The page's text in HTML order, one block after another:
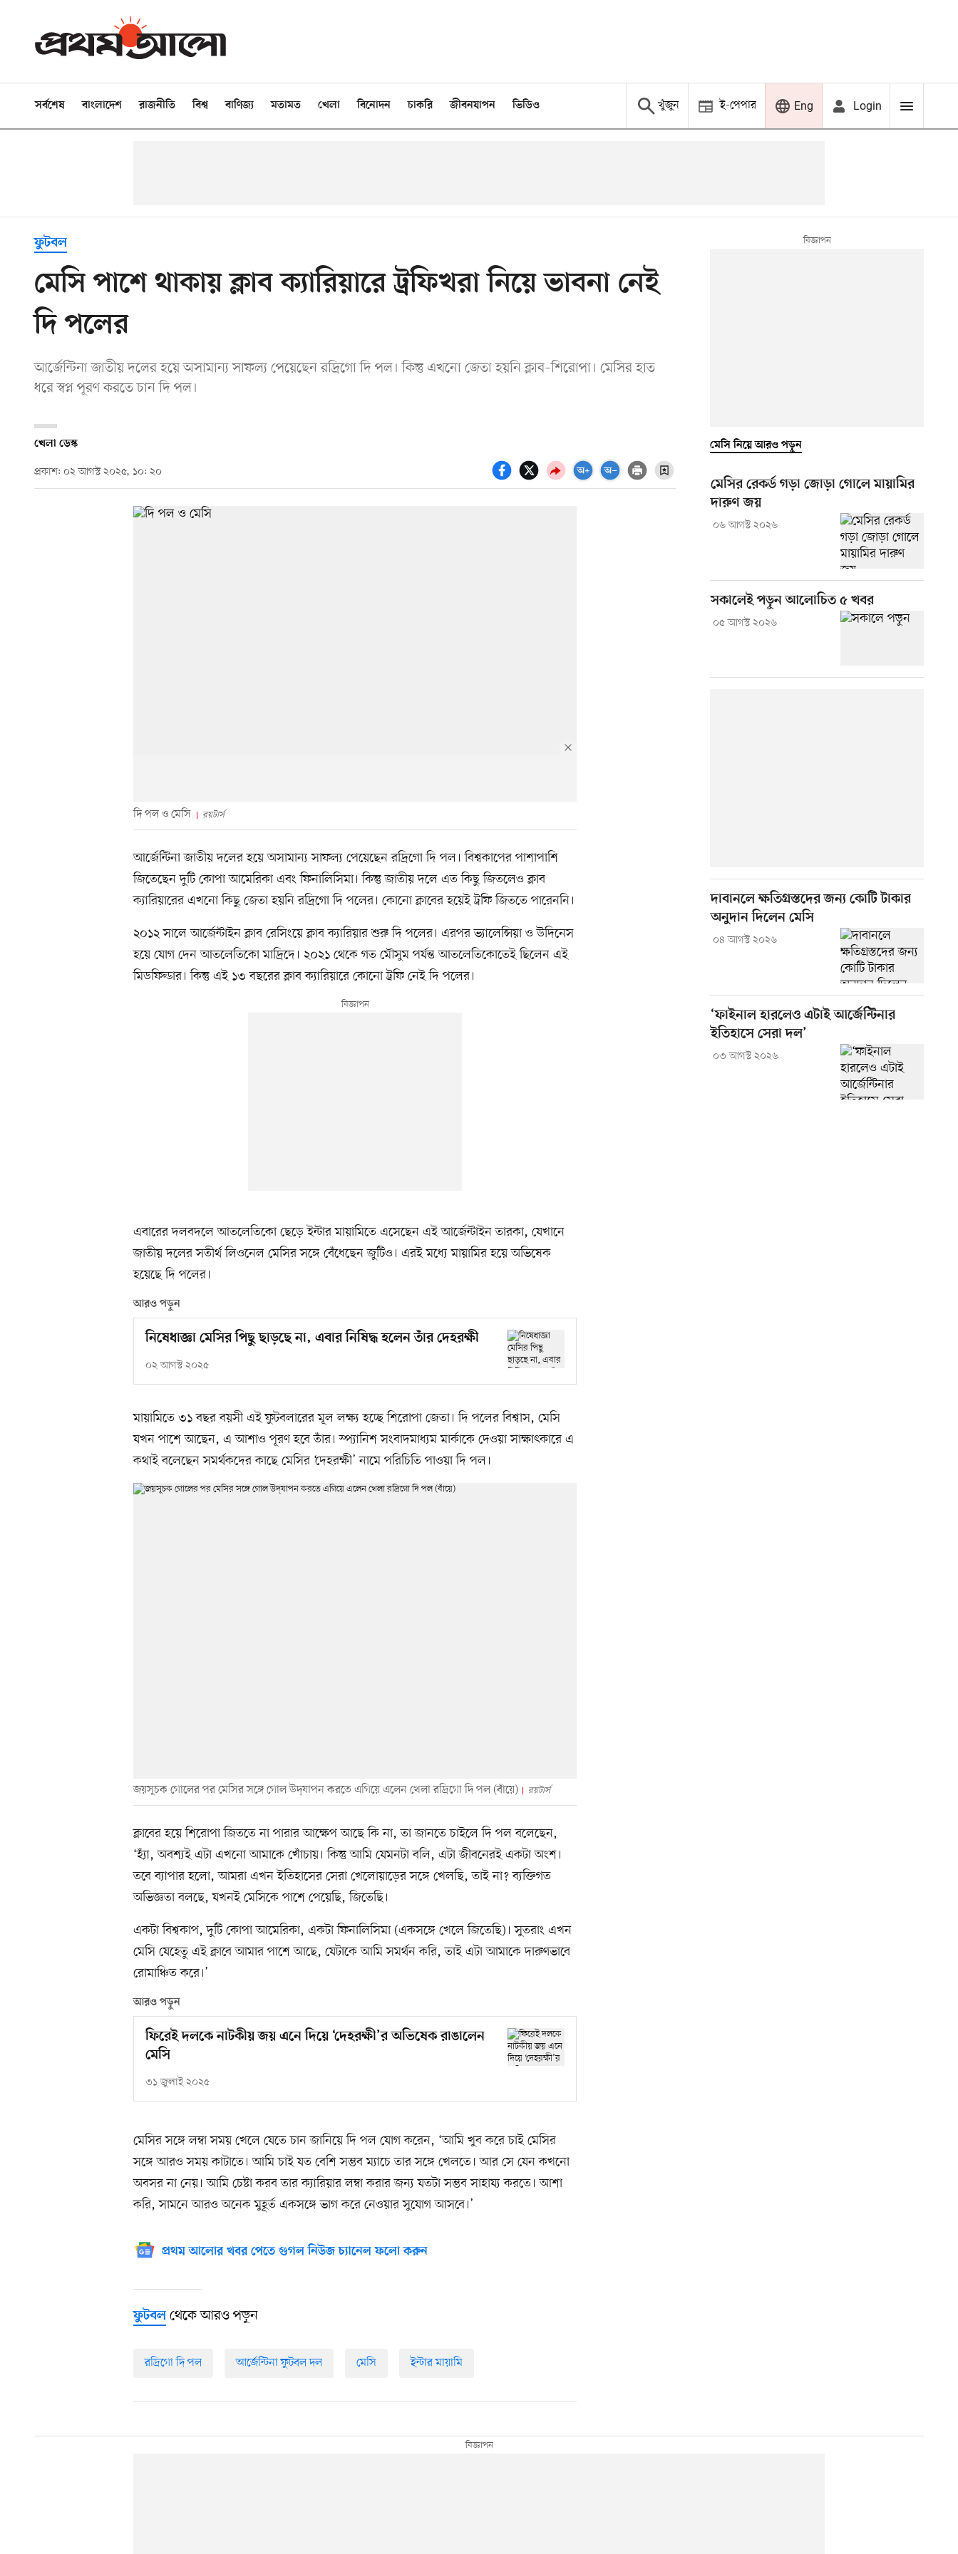
সর্বশেষ বাংলাদেশ রাজনীতি বিশ্ব বাণিজ্য মতামত খেলা বিনোদন চাকরি জীবনযাপন ভিডিও খুঁজুন ই-পেপার Eng Login
ফুটবল
মেসি পাশে থাকায় ক্লাব ক্যারিয়ারে ট্রফিখরা নিয়ে ভাবনা নেই
দি পলের
আর্জেন্টিনা জাতীয় দলের হয়ে অসামান্য সাফল্য পেয়েছেন রদ্রিগো দি পল। কিন্তু এখনো জেতা হয়নি ক্লাব–শিরোপা। মেসির হাত
ধরে স্বপ্ন পূরণ করতে চান দি পল।
খেলা ডেস্ক
প্রকাশ: ০২ আগস্ট ২০২৫, ১০: ২০
দি পল ও মেসি রয়টার্স
আর্জেন্টিনা জাতীয় দলের হয়ে অসামান্য সাফল্য পেয়েছেন রদ্রিগো দি পল। বিশ্বকাপের পাশাপাশি
জিতেছেন দুটি কোপা আমেরিকা এবং ফিনালিসিমা। কিন্তু জাতীয় দলে এত কিছু জিতলেও ক্লাব
ক্যারিয়ারের এখনো কিছু জেতা হয়নি রদ্রিগো দি পলের। কোনো ক্লাবের হয়েই ট্রফি জিততে পারেননি।
২০১২ সালে আর্জেন্টাইন ক্লাব রেসিংয়ে ক্লাব ক্যারিয়ার শুরু দি পলের। এরপর ভ্যালেন্সিয়া ও উদিনেস
হয়ে যোগ দেন আতলেতিকো মাদ্রিদে। ২০২১ থেকে গত মৌসুম পর্যন্ত আতলেতিকোতেই ছিলেন এই
মিডফিল্ডার। কিন্তু এই ১৩ বছরের ক্লাব ক্যারিয়ারে কোনো ট্রফি নেই দি পলের।
এবারের দলবদলে আতলেতিকো ছেড়ে ইন্টার মায়ামিতে এসেছেন এই আর্জেন্টাইন তারকা, যেখানে
জাতীয় দলের সতীর্থ লিওনেল মেসির সঙ্গে বেঁধেছেন জুটিও। এরই মধ্যে মায়ামির হয়ে অভিষেক
হয়েছে দি পলের।
আরও পড়ুন
নিষেধাজ্ঞা মেসির পিছু ছাড়ছে না, এবার নিষিদ্ধ হলেন তাঁর দেহরক্ষী
০২ আগস্ট ২০২৫
মায়ামিতে ৩১ বছর বয়সী এই ফুটবলারের মূল লক্ষ্য হচ্ছে শিরোপা জেতা। দি পলের বিশ্বাস, মেসি
যখন পাশে আছেন, এ আশাও পূরণ হবে তাঁর। স্প্যানিশ সংবাদমাধ্যম মার্কাকে দেওয়া সাক্ষাৎকারে এ
কথাই বলেছেন সমর্থকদের কাছে মেসির ‘দেহরক্ষী’ নামে পরিচিতি পাওয়া দি পল।
জয়সূচক গোলের পর মেসির সঙ্গে গোল উদ্‌যাপন করতে এগিয়ে এলেন খেলা রদ্রিগো দি পল (বাঁয়ে) রয়টার্স
ক্লাবের হয়ে শিরোপা জিততে না পারার আক্ষেপ আছে কি না, তা জানতে চাইলে দি পল বলেছেন,
‘হ্যাঁ, অবশ্যই এটা এখনো আমাকে খোঁচায়। কিন্তু আমি যেমনটা বলি, এটা জীবনেরই একটা অংশ।
তবে ব্যাপার হলো, আমরা এখন ইতিহাসের সেরা খেলোয়াড়ের সঙ্গে খেলছি, তাই না? ব্যক্তিগত
অভিজ্ঞতা বলছে, যখনই মেসিকে পাশে পেয়েছি, জিতেছি।
একটা বিশ্বকাপ, দুটি কোপা আমেরিকা, একটা ফিনালিসিমা (একসঙ্গে খেলে জিতেছি)। সুতরাং এখন
মেসি যেহেতু এই ক্লাবে আমার পাশে আছে, যেটাকে আমি সমর্থন করি, তাই এটা আমাকে দারুণভাবে
রোমাঞ্চিত করে।’
আরও পড়ুন
ফিরেই দলকে নাটকীয় জয় এনে দিয়ে ‘দেহরক্ষী’র অভিষেক রাঙালেন
মেসি
৩১ জুলাই ২০২৫
মেসির সঙ্গে লম্বা সময় খেলে যেতে চান জানিয়ে দি পল যোগ করেন, ‘আমি খুব করে চাই মেসির
সঙ্গে আরও সময় কাটাতে। আমি চাই যত বেশি সম্ভব ম্যাচে তার সঙ্গে খেলতে। আর সে যেন কখনো
অবসর না নেয়। আমি চেষ্টা করব তার ক্যারিয়ার লম্বা করার জন্য যতটা সম্ভব সাহায্য করতে। আশা
করি, সামনে আরও অনেক মুহূর্ত একসঙ্গে ভাগ করে নেওয়ার সুযোগ আসবে।’
প্রথম আলোর খবর পেতে গুগল নিউজ চ্যানেল ফলো করুন
ফুটবল থেকে আরও পড়ুন
রদ্রিগো দি পল আর্জেন্টিনা ফুটবল দল মেসি ইন্টার মায়ামি
মেসি নিয়ে আরও পড়ুন
মেসির রেকর্ড গড়া জোড়া গোলে মায়ামির
দারুণ জয়
০৬ আগস্ট ২০২৬
সকালেই পড়ুন আলোচিত ৫ খবর
০৫ আগস্ট ২০২৬
দাবানলে ক্ষতিগ্রস্তদের জন্য কোটি টাকার
অনুদান দিলেন মেসি
০৪ আগস্ট ২০২৬
‘ফাইনাল হারলেও এটাই আর্জেন্টিনার
ইতিহাসে সেরা দল’
০৩ আগস্ট ২০২৬